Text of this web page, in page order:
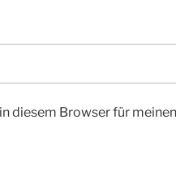
diesem Browser für